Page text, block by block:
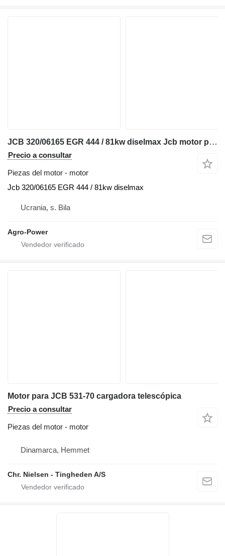
JCB 320/06165 EGR 444 / 81kw diselmax Jcb motor para cargadora telescópica
Precio a consultar
Piezas del motor - motor
Jcb 320/06165 EGR 444 / 81kw diselmax
Ucrania, s. Bila
Agro-Power
Motor para JCB 531-70 cargadora telescópica
Precio a consultar
Piezas del motor - motor
Dinamarca, Hemmet
Chr. Nielsen - Tingheden A/S